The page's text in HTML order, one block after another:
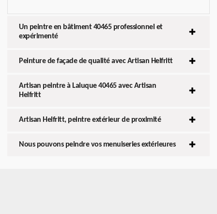
Un peintre en bâtiment 40465 professionnel et
expérimenté
Peinture de façade de qualité avec Artisan Helfritt
Artisan peintre à Laluque 40465 avec Artisan
Helfritt
Artisan Helfritt, peintre extérieur de proximité
Nous pouvons peindre vos menuiseries extérieures